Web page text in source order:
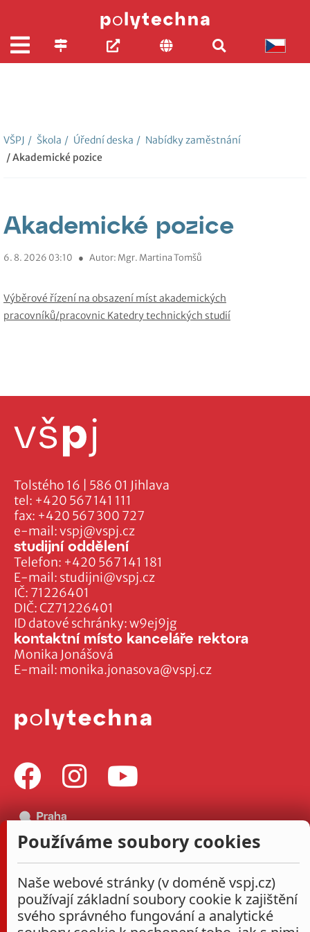
VŠPJ / Škola / Úřední deska / Nabídky zaměstnání
/ Akademické pozice
Akademické pozice
6. 8. 2026 03:10 ● Autor: Mgr. Martina Tomšů
Výběrové řízení na obsazení míst akademických
pracovníků/pracovnic Katedry technických studií
Tolstého 16 | 586 01 Jihlava
tel: +420 567 141 111
fax: +420 567 300 727
e-mail:vspj@vspj.cz
IČ: 71226401
DIČ: CZ71226401
ID datové schránky: w9ej9jg
studijní oddělení
Telefon: +420 567 141 181
E-mail: studijni@vspj.cz
kontaktní místo kanceláře rektora
Monika Jonášová
E-mail: monika.jonasova@vspj.cz
Používáme soubory cookies
Naše webové stránky (v doméně vspj.cz)
používají základní soubory cookie k zajištění
svého správného fungování a analytické